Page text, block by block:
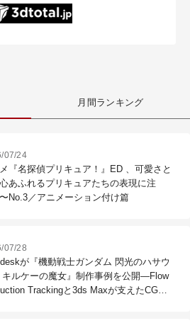
月間ランキング
07/24
『名探偵プリキュア！』ED 、可愛さと
あふれるプリキュアたちの表現に注
No.3／アニメーション付け篇
07/28
が『機動戦士ガンダム 閃光のハサウ
キルケーの魔女』制作事例を公開―Flow
Trackingと3ds Maxが支えたCG制